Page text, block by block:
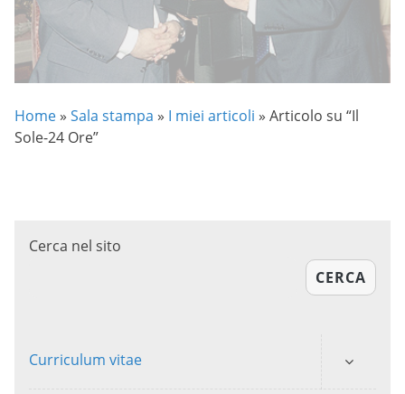
Home » Sala stampa » I miei articoli » Articolo su “Il
Sole-24 Ore”
Cerca nel sito
CERCA
Curriculum vitae